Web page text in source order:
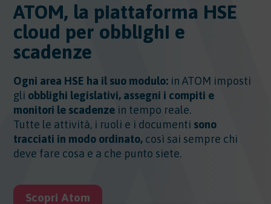
ATOM, la piattaforma HSE
cloud per obblighi e
scadenze
Ogni area HSE ha il suo modulo: in ATOM imposti
gli obblighi legislativi, assegni i compiti e
monitori le scadenze in tempo reale.
Tutte le attività, i ruoli e i documenti sono
tracciati in modo ordinato, così sai sempre chi
deve fare cosa e a che punto siete.
Scopri Atom